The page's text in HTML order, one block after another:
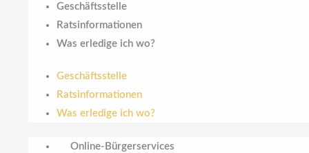
Geschäftsstelle
Ratsinformationen
Was erledige ich wo?
Geschäftsstelle
Ratsinformationen
Was erledige ich wo?
Online-Bürgerservices